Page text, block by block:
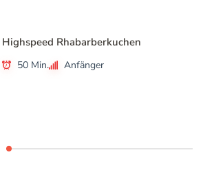
Highspeed Rhabarberkuchen
50 Min. Anfänger